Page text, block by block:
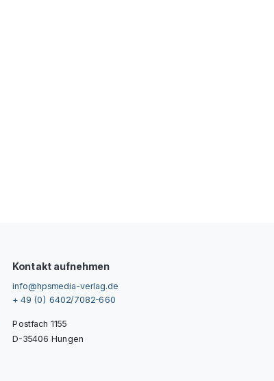
Kontakt aufnehmen
info@hpsmedia-verlag.de
+ 49 (0) 6402/7082-660
Postfach 1155
D-35406 Hungen